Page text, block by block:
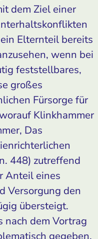
dem Ziel einer
Elternteil bereits
wenn bei
feststellbares,
großes
Fürsorge für
Klinkhammer
Das
448) zutreffend
Anteil eines
Versorgung den
übersteigt.
nach dem Vortrag
gegeben.